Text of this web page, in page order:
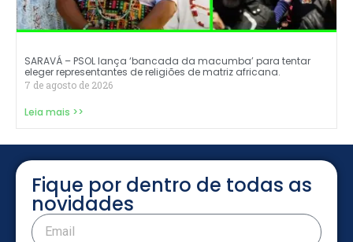
SARAVÁ – PSOL lança ‘bancada da macumba’ para tentar
eleger representantes de religiões de matriz africana.
7 de agosto de 2026
Leia mais >>
Fique por dentro de todas as
novidades